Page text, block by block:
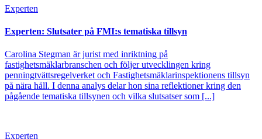
Experten
Experten: Slutsater på FMI:s tematiska tillsyn
Carolina Stegman är jurist med inriktning på
fastighetsmäklarbranschen och följer utvecklingen kring
penningtvättsregelverket och Fastighetsmäklarinspektionens tillsyn
på nära håll. I denna analys delar hon sina reflektioner kring den
pågående tematiska tillsynen och vilka slutsatser som [...]
Experten